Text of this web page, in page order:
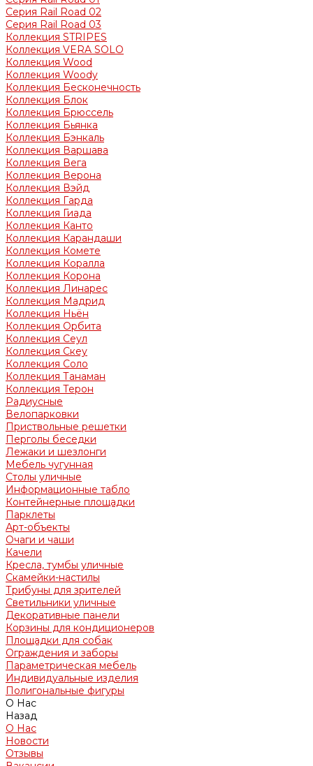
Серия Rail Road 02
Серия Rail Road 03
Коллекция STRIPES
Коллекция VERA SOLO
Коллекция Wood
Коллекция Woody
Коллекция Бесконечность
Коллекция Блок
Коллекция Брюссель
Коллекция Бьянка
Коллекция Бэнкаль
Коллекция Варшава
Коллекция Вега
Коллекция Верона
Коллекция Вэйд
Коллекция Гарда
Коллекция Гиада
Коллекция Канто
Коллекция Карандаши
Коллекция Комете
Коллекция Коралла
Коллекция Корона
Коллекция Линарес
Коллекция Мадрид
Коллекция Ньён
Коллекция Орбита
Коллекция Сеул
Коллекция Скеу
Коллекция Соло
Коллекция Танаман
Коллекция Терон
Радиусные
Велопарковки
Приствольные решетки
Перголы беседки
Лежаки и шезлонги
Мебель чугунная
Столы уличные
Информационные табло
Контейнерные площадки
Парклеты
Арт-объекты
Очаги и чаши
Качели
Кресла, тумбы уличные
Скамейки-настилы
Трибуны для зрителей
Светильники уличные
Декоративные панели
Корзины для кондиционеров
Площадки для собак
Ограждения и заборы
Параметрическая мебель
Индивидуальные изделия
Полигональные фигуры
О Нас
Назад
О Нас
Новости
Отзывы